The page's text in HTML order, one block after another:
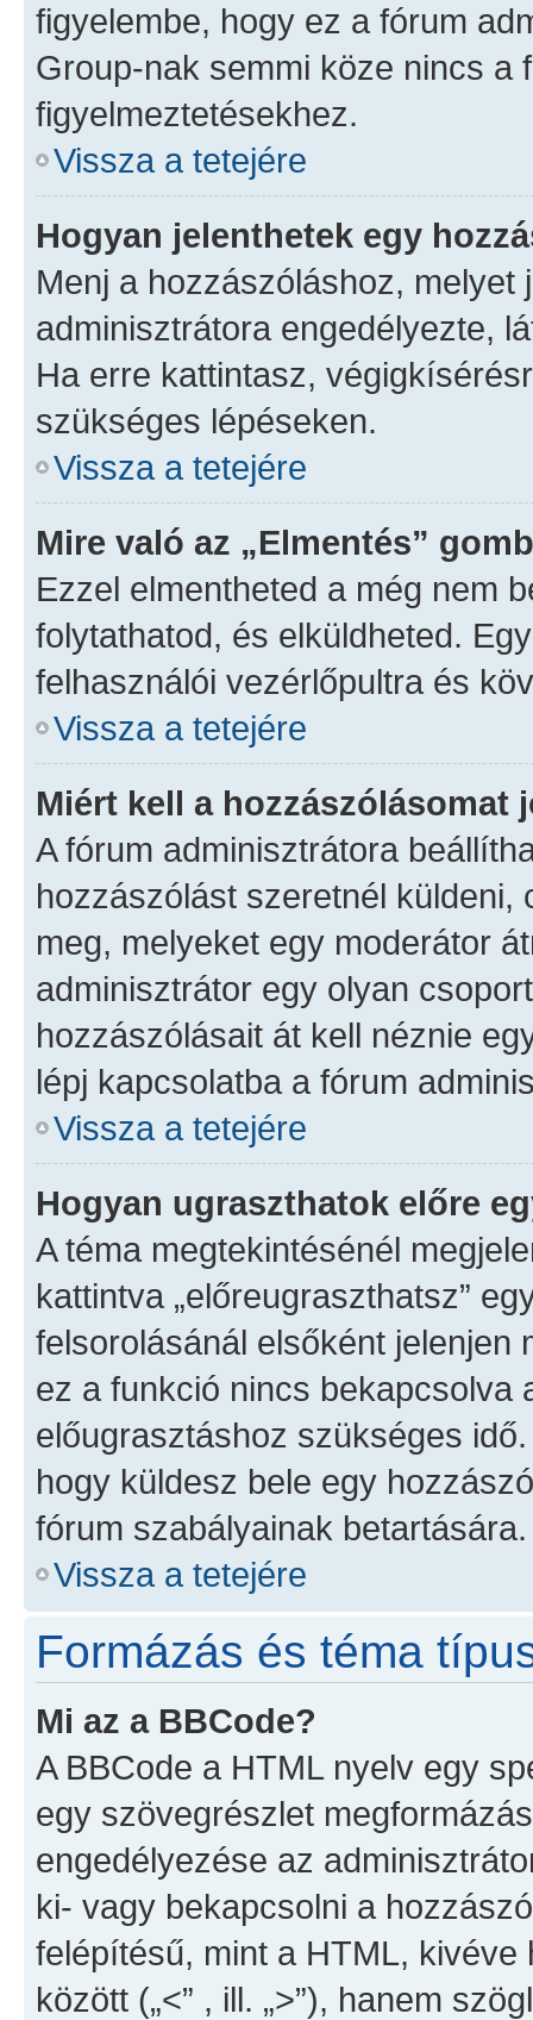
figyelembe, hogy ez a fórum
Group-nak semmi köze nincs a
figyelmeztetésekhez.
Vissza a tetejére
Hogyan jelenthetek egy
Menj a hozzászóláshoz,
adminisztrátora engedélyezte,
Ha erre kattintasz,
szükséges lépéseken.
Vissza a tetejére
Mire való az „Elmentés”
Ezzel elmentheted a még nem
folytathatod, és elküldheted.
felhasználói vezérlőpultra és
Vissza a tetejére
Miért kell a hozzászólásomat
A fórum adminisztrátora
hozzászólást szeretnél
meg, melyeket egy moderátor
adminisztrátor egy olyan
hozzászólásait át kell néznie
lépj kapcsolatba a fórum
Vissza a tetejére
Hogyan ugraszthatok előre
A téma megtekintésénél
kattintva „előreugraszthatsz”
felsorolásánál elsőként jelenjen
ez a funkció nincs bekapcsolva
előugrasztáshoz szükséges
hogy küldesz bele egy
fórum szabályainak betartására.
Vissza a tetejére
Formázás és téma
Mi az a BBCode?
A BBCode a HTML nyelv egy
egy szövegrészlet
engedélyezése az
ki- vagy bekapcsolni a
felépítésű, mint a HTML,
között („<” , ill. „>”), hanem